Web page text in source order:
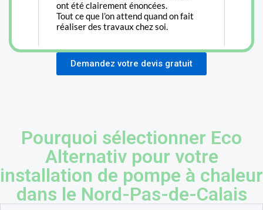
Demandez votre devis gratuit
Pourquoi sélectionner Eco
Alternativ pour votre
installation de pompe à chaleur
dans le Nord-Pas-de-Calais